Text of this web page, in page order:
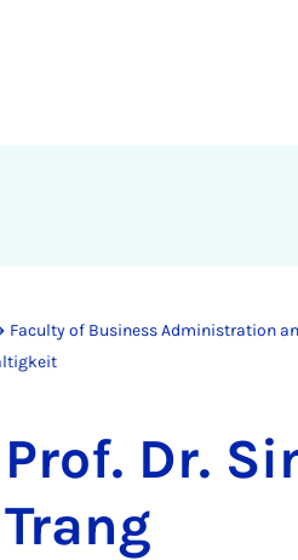
Faculty of Business Administration
Prof. Dr.
Trang